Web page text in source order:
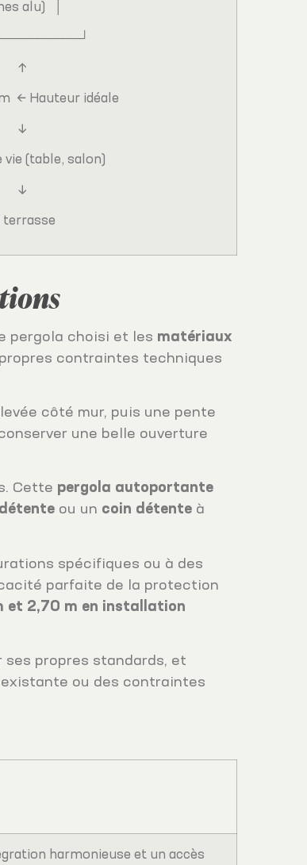
alu) │
← Hauteur idéale
(table, salon)
pergola choisi et les matériaux
contraintes techniques
côté mur, puis une pente
une belle ouverture
Cette pergola autoportante
ou un coin détente à
spécifiques ou à des
parfaite de la protection
et 2,70 m en installation
propres standards, et
ou des contraintes
harmonieuse et un accès